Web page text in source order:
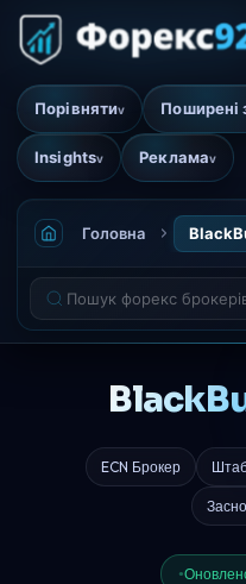
Порівнятиv Поширені
Insightsv Рекламаv
Головна
ECN Брокер